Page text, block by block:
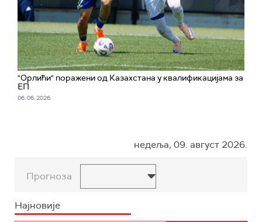
"Орлићи" поражени од Казахстана у квалификацијама за
ЕП
06. 06. 2026.
недеља, 09. август 2026.
Прогноза
Најновије